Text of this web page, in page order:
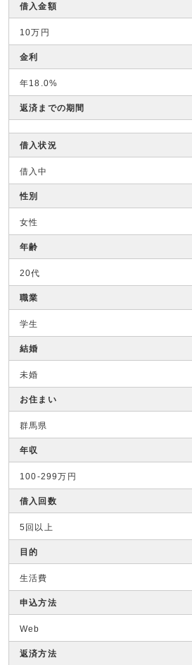
借入金額
10万円
金利
年18.0%
返済までの期間
借入状況
借入中
性別
女性
年齢
20代
職業
学生
結婚
未婚
お住まい
群馬県
年収
100-299万円
借入回数
5回以上
目的
生活費
申込方法
Web
返済方法